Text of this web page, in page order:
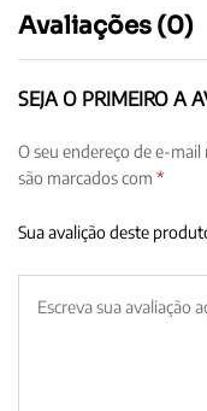
Avaliações (0)
SEJA O PRIMEIRO A
O seu endereço de e-mail
são marcados com *
Sua avalição deste